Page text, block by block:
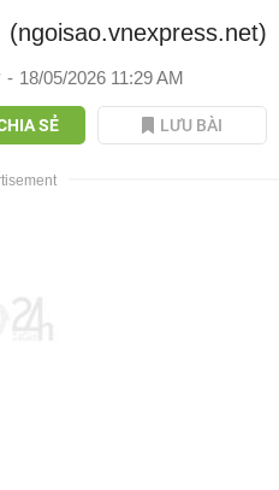
(ngoisao.vnexpress.net)
- 18/05/2026 11:29 AM
SẺ LƯU BÀI